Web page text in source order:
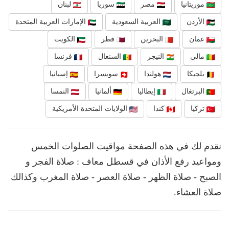
موريتانيا مصر سوريا لبنان
الأردن العربية السعودية الإمارات العربية المتحدة
عمان البحرين قطر الكويت
مالي النيجر السنغال فرنسا
بلجيكا هولندا سويسرا إسبانيا
البرتغال إيطاليا ألمانيا النمسا
تركيا كندا الولايات المتحدة الأمريكية
نقدم لك في هذه الصفحة مواقيت الصلوات الخمس
ومواعيد رفع الأذان في قسطل معاف : صلاة الفجر و
الصبح - صلاة الظهر - صلاة العصر - صلاة المغرب وكذالك
صلاة العشاء.